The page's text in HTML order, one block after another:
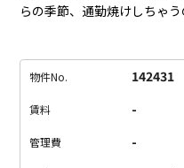
らの季節、通勤焼けしちゃ
す。1階には24時間オープン
には最高の設備。
お部屋は
どここにベットを入れると
物件No. 142431
賃料 -
管理費 -